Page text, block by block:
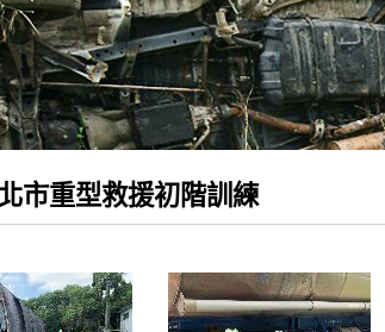
市重型救援初階訓練